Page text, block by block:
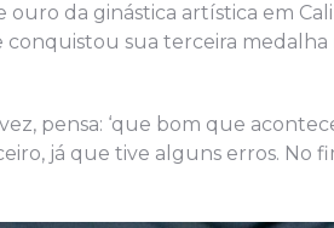
da ginástica artística em Cali
conquistou sua terceira medalha
pensa: ‘que bom que
já que tive alguns erros. No